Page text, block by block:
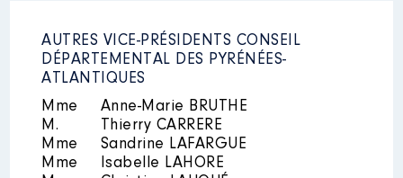
Description: psychologue
Employeur : auto entrepreneur │
De : 01/2015 à 12/2016
AUTRES VICE-PRÉSIDENTS CONSEIL
DÉPARTEMENTAL DES PYRÉNÉES-
ATLANTIQUES
Mme
Anne-Marie BRUTHE
M.
Thierry CARRERE
Mme
Sandrine LAFARGUE
Mme
Isabelle LAHORE